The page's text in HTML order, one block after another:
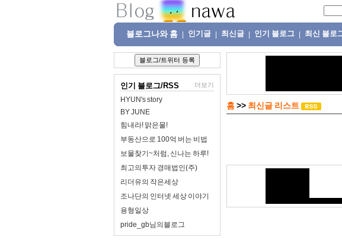
블로그나와 홈 인기글 최신글 인기 블로그 최신 블로
인기 블로그/RSS 더보기
HYUN's story
BY JUNE
힘내라! 맑은물!
부동산으로 100억 버는 비법
보물찾기~처럼, 신나는 하루!
최고의투자 경매법인(주)
리더유의 작은세상
조나단의 인터넷 세상 이야기
용형일상
pride_gb님의블로그
홈>> 최신글 리스트